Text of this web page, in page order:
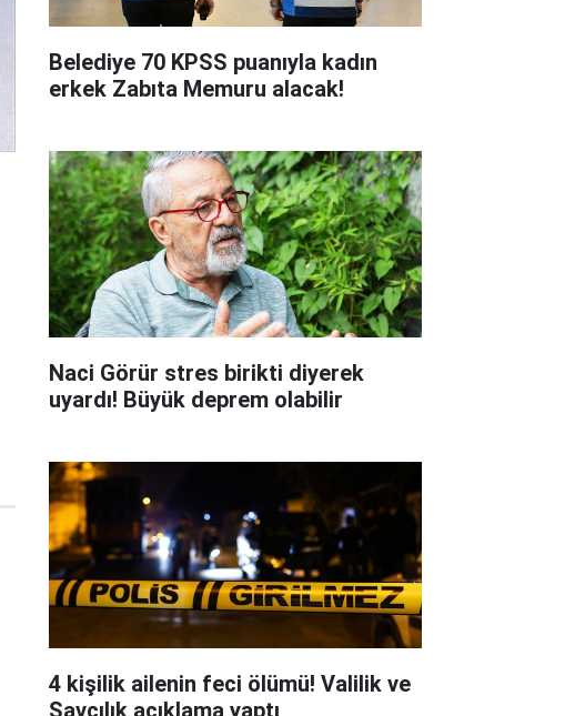
Belediye 70 KPSS puanıyla kadın
erkek Zabıta Memuru alacak!
Naci Görür stres birikti diyerek
uyardı! Büyük deprem olabilir
4 kişilik ailenin feci ölümü! Valilik ve
Savcılık açıklama yaptı